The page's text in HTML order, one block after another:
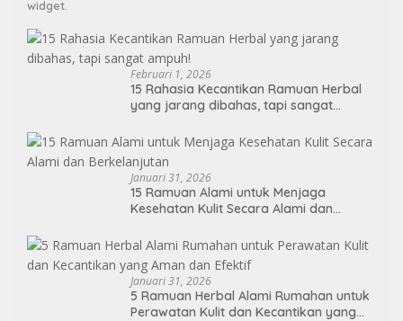
widget.
Februari 1, 2026
15 Rahasia Kecantikan Ramuan Herbal
yang jarang dibahas, tapi sangat
Januari 31, 2026
15 Ramuan Alami untuk Menjaga
Kesehatan Kulit Secara Alami dan
Januari 31, 2026
5 Ramuan Herbal Alami Rumahan untuk
Perawatan Kulit dan Kecantikan yang